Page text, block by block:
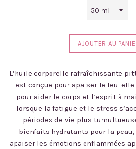
AJOUTER AU
L’huile corporelle rafraîchissante
est conçue pour apaiser le feu,
pour aider le corps et l’esprit à
lorsque la fatigue et le stress
périodes de vie plus
bienfaits hydratants pour la
apaiser les émotions enflammées